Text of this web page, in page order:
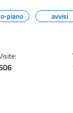
piano avvisi